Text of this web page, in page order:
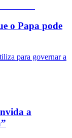
o Papa pode
para governar a
a